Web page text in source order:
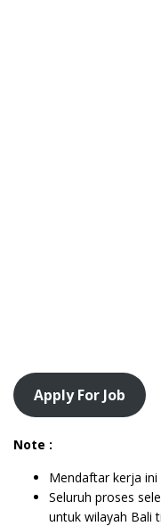
Apply For Job
Note :
Mendaftar kerja ini
Seluruh proses
untuk wilayah Bali